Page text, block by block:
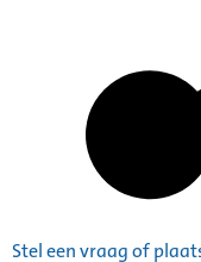
Stel een vraag of